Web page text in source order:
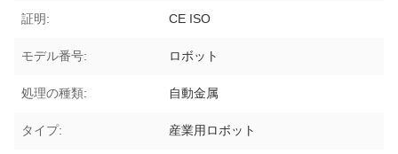
証明: CE ISO
モデル番号: ロボット
処理の種類: 自動金属
タイプ: 産業用ロボット